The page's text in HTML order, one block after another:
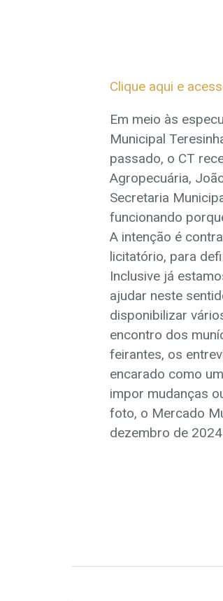
Clique aqui e
Em meio às
Municipal
passado, o CT
Agropecuária,
Secretaria
funcionando
A intenção é
licitatório, para
Inclusive já
ajudar neste
disponibilizar
encontro dos
feirantes, os
encarado como
impor mudanças
foto, o Mercado
dezembro de